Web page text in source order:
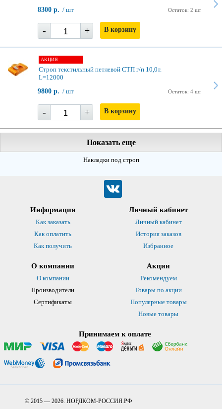
Остаток: 2 шт
8300 р. / шт
- + В корзину
АКЦИЯ
Строп текстильный петлевой СТП г/п 10,0т.
L=12000
Остаток: 4 шт
9800 р. / шт
- + В корзину
Показать еще
Накладки под строп
Информация
Как заказать
Как оплатить
Как получить
Личный кабинет
Личный кабинет
История заказов
Избранное
О компании
О компании
Производители
Сертификаты
Акции
Рекомендуем
Товары по акции
Популярные товары
Новые товары
Принимаем к оплате
© 2015 — 2026. НОРДКОМ-РОССИЯ.РФ